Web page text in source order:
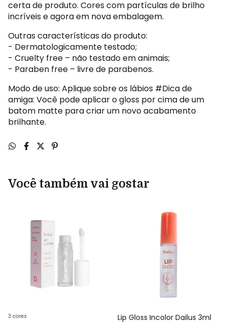
certa de produto. Cores com partículas de brilho
incríveis e agora em nova embalagem.
Outras características do produto:
- Dermatologicamente testado;
- Cruelty free – não testado em animais;
- Paraben free – livre de parabenos.
Modo de uso: Aplique sobre os lábios #Dica de
amiga: Você pode aplicar o gloss por cima de um
batom matte para criar um novo acabamento
brilhante.
Você também vai gostar
3 cores Lip Gloss Incolor Dailus 3ml